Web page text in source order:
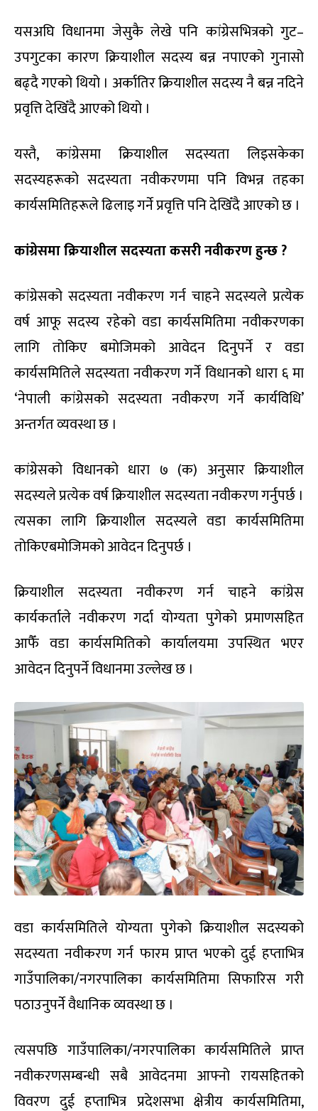
यसअघि विधानमा जेसुकै लेखे पनि कांग्रेसभित्रको गुट–
उपगुटका कारण क्रियाशील सदस्य बन्न नपाएको गुनासो
बढ्दै गएको थियो । अर्कातिर क्रियाशील सदस्य नै बन्न नदिने
प्रवृत्ति देखिँदै आएको थियो ।
यस्तै, कांग्रेसमा क्रियाशील सदस्यता लिइसकेका
सदस्यहरूको सदस्यता नवीकरणमा पनि विभन्न तहका
कार्यसमितिहरूले ढिलाइ गर्ने प्रवृत्ति पनि देखिँदै आएको छ ।
कांग्रेसमा क्रियाशील सदस्यता कसरी नवीकरण हुन्छ ?
कांग्रेसको सदस्यता नवीकरण गर्न चाहने सदस्यले प्रत्येक
वर्ष आफू सदस्य रहेको वडा कार्यसमितिमा नवीकरणका
लागि तोकिए बमोजिमको आवेदन दिनुपर्ने र वडा
कार्यसमितिले सदस्यता नवीकरण गर्ने विधानको धारा ६ मा
‘नेपाली कांग्रेसको सदस्यता नवीकरण गर्ने कार्यविधि’
अन्तर्गत व्यवस्था छ ।
कांग्रेसको विधानको धारा ७ (क) अनुसार क्रियाशील
सदस्यले प्रत्येक वर्ष क्रियाशील सदस्यता नवीकरण गर्नुपर्छ ।
त्यसका लागि क्रियाशील सदस्यले वडा कार्यसमितिमा
तोकिएबमोजिमको आवेदन दिनुपर्छ ।
क्रियाशील सदस्यता नवीकरण गर्न चाहने कांग्रेस
कार्यकर्ताले नवीकरण गर्दा योग्यता पुगेको प्रमाणसहित
आफैँ वडा कार्यसमितिको कार्यालयमा उपस्थित भएर
आवेदन दिनुपर्ने विधानमा उल्लेख छ ।
वडा कार्यसमितिले योग्यता पुगेको क्रियाशील सदस्यको
सदस्यता नवीकरण गर्न फारम प्राप्त भएको दुई हप्ताभित्र
गाउँपालिका/नगरपालिका कार्यसमितिमा सिफारिस गरी
पठाउनुपर्ने वैधानिक व्यवस्था छ ।
त्यसपछि गाउँपालिका/नगरपालिका कार्यसमितिले प्राप्त
नवीकरणसम्बन्धी सबै आवेदनमा आफ्नो रायसहितको
विवरण दुई हप्ताभित्र प्रदेशसभा क्षेत्रीय कार्यसमितिमा,